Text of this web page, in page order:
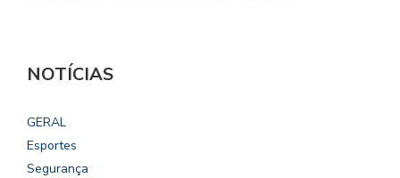
NOTÍCIAS
GERAL
Esportes
Segurança